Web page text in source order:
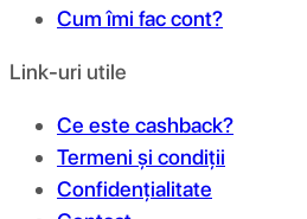
Cum îmi fac cont?
Link-uri utile
Ce este cashback?
Termeni și condiții
Confidențialitate